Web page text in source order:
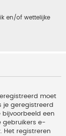
en/of wettelijke
moet
je geregistreerd
bijvoorbeeld een
gebruikers e-
Het registreren